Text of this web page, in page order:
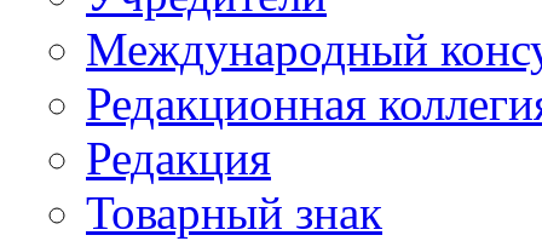
Международный
Редакционная
Редакция
Товарный знак